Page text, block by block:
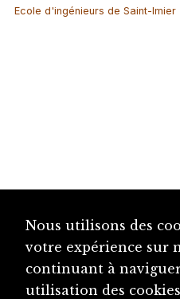
Ecole d'ingénieurs de Saint-Imier
Nous utilisons des
votre expérience sur
continuant à
utilisation des